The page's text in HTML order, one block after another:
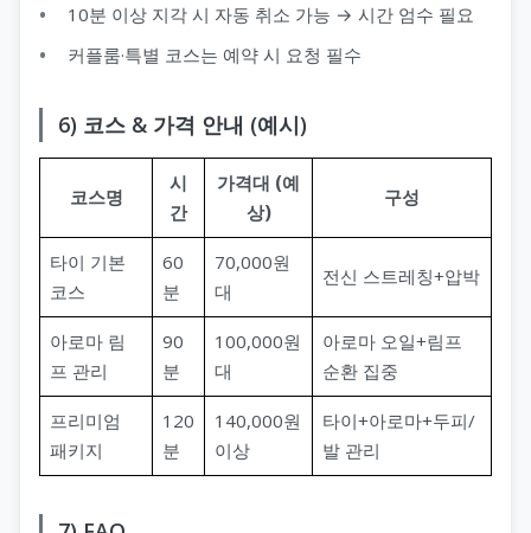
10분 이상 지각 시 자동 취소 가능 → 시간 엄수 필요
커플룸·특별 코스는 예약 시 요청 필수
6) 코스 & 가격 안내 (예시)
코스명
시
간
가격대 (예
상)
구성
타이 기본
코스
60
분
70,000원
대
전신 스트레칭+압박
아로마 림
프 관리
90
분
100,000원
대
아로마 오일+림프
순환 집중
프리미엄
패키지
120
분
140,000원
이상
타이+아로마+두피/
발 관리